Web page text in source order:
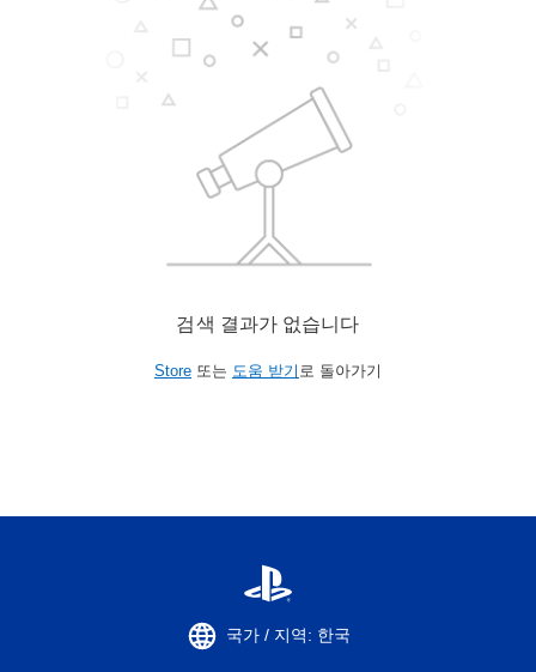
검색 결과가 없습니다
Store 또는 도움 받기 로 돌아가기
국가 / 지역: 한국